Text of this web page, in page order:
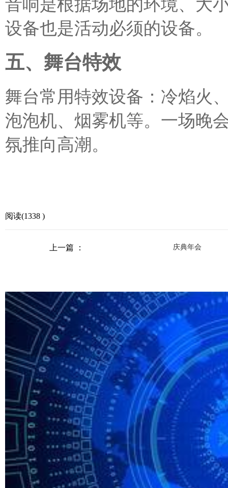
音响是根据场地的环境、大
设备也是活动必须的设备。
五、舞台特效
舞台常用特效设备：冷焰火
泡泡机、烟雾机等。一场晚
氛推向高潮。
阅读(1338 )
上一篇 ： 庆典年会